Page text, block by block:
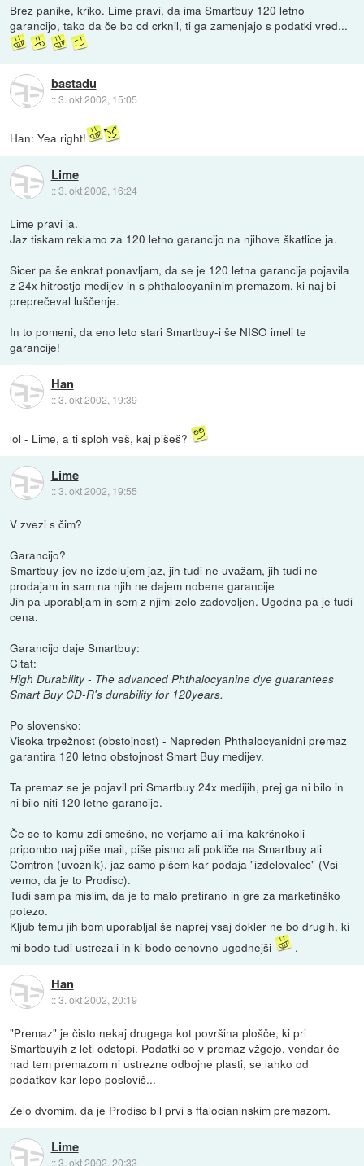
Brez panike, kriko. Lime pravi, da ima Smartbuy 120 letno
garancijo, tako da če bo cd crknil, ti ga zamenjajo s podatki vred...
bastadu
::3. okt 2002, 15:05
Han: Yea right!
Lime
::3. okt 2002, 16:24
Lime pravi ja.
Jaz tiskam reklamo za 120 letno garancijo na njihove škatlice ja.
Sicer pa še enkrat ponavljam, da se je 120 letna garancija pojavila
z 24x hitrostjo medijev in s phthalocyanilnim premazom, ki naj bi
preprečeval luščenje.
In to pomeni, da eno leto stari Smartbuy-i še NISO imeli te
garancije!
Han
::3. okt 2002, 19:39
lol - Lime, a ti sploh veš, kaj pišeš?
Lime
::3. okt 2002, 19:55
V zvezi s čim?
Garancijo?
Smartbuy-jev ne izdelujem jaz, jih tudi ne uvažam, jih tudi ne
prodajam in sam na njih ne dajem nobene garancije
Jih pa uporabljam in sem z njimi zelo zadovoljen. Ugodna pa je tudi
cena.
Garancijo daje Smartbuy:
Citat:
High Durability - The advanced Phthalocyanine dye guarantees
Smart Buy CD-R's durability for 120years.
Po slovensko:
Visoka trpežnost (obstojnost) - Napreden Phthalocyanidni premaz
garantira 120 letno obstojnost Smart Buy medijev.
Ta premaz se je pojavil pri Smartbuy 24x medijih, prej ga ni bilo in
ni bilo niti 120 letne garancije.
Če se to komu zdi smešno, ne verjame ali ima kakršnokoli
pripombo naj piše mail, piše pismo ali pokliče na Smartbuy ali
Comtron (uvoznik), jaz samo pišem kar podaja "izdelovalec" (Vsi
vemo, da je to Prodisc).
Tudi sam pa mislim, da je to malo pretirano in gre za marketinško
potezo.
Kljub temu jih bom uporabljal še naprej vsaj dokler ne bo drugih, ki
mi bodo tudi ustrezali in ki bodo cenovno ugodnejši
.
Han
::3. okt 2002, 20:19
"Premaz" je čisto nekaj drugega kot površina plošče, ki pri
Smartbuyih z leti odstopi. Podatki se v premaz vžgejo, vendar če
nad tem premazom ni ustrezne odbojne plasti, se lahko od
podatkov kar lepo posloviš...
Zelo dvomim, da je Prodisc bil prvi s ftalocianinskim premazom.
Lime
::3. okt 2002, 20:33